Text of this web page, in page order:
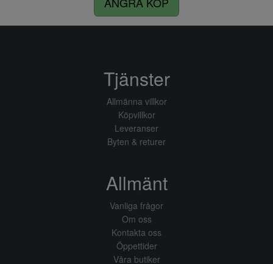
Tjänster
Allmänna villkor
Köpvillkor
Leveranser
Byten & returer
Allmänt
Vanliga frågor
Om oss
Kontakta oss
Öppettider
Våra butiker